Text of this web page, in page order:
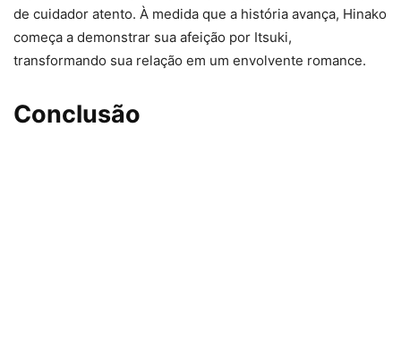
de cuidador atento. À medida que a história avança, Hinako
começa a demonstrar sua afeição por Itsuki,
transformando sua relação em um envolvente romance.
Conclusão